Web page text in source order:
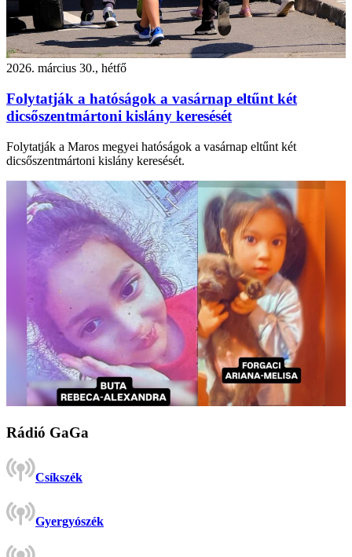
2026. március 30., hétfő
Folytatják a hatóságok a vasárnap eltűnt két
dicsőszentmártoni kislány keresését
Folytatják a Maros megyei hatóságok a vasárnap eltűnt két
dicsőszentmártoni kislány keresését.
Rádió GaGa
Csíkszék
Gyergyószék